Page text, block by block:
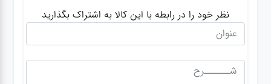
نظر خود را در رابطه با این کالا به اشتراک بگذارید